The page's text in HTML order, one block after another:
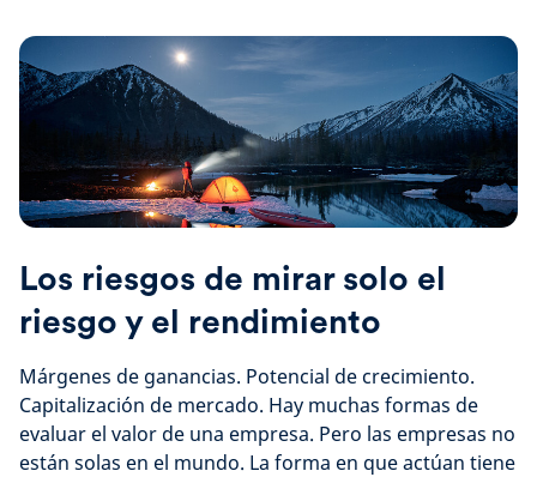
Los riesgos de mirar solo el
riesgo y el rendimiento
Márgenes de ganancias. Potencial de crecimiento.
Capitalización de mercado. Hay muchas formas de
evaluar el valor de una empresa. Pero las empresas no
están solas en el mundo. La forma en que actúan tiene